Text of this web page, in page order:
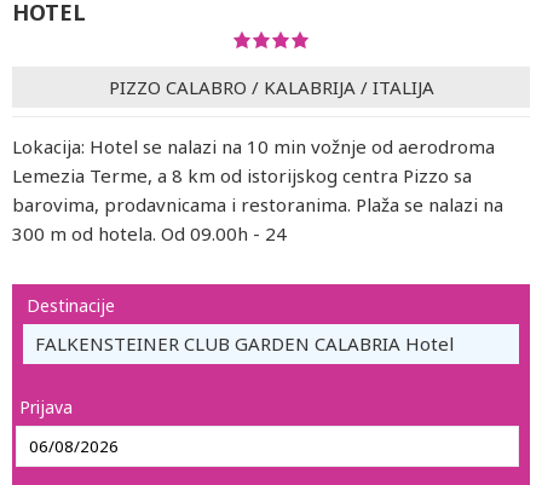
HOTEL
PIZZO CALABRO / KALABRIJA / ITALIJA
Lokacija: Hotel se nalazi na 10 min vožnje od aerodroma
Lemezia Terme, a 8 km od istorijskog centra Pizzo sa
barovima, prodavnicama i restoranima. Plaža se nalazi na
300 m od hotela. Od 09.00h - 24
Destinacije
FALKENSTEINER CLUB GARDEN CALABRIA Hotel
Prijava